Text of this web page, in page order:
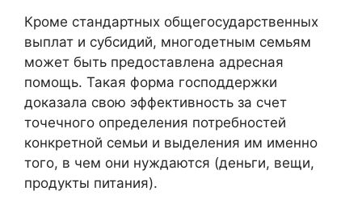
Кроме стандартных общегосударственных
выплат и субсидий, многодетным семьям
может быть предоставлена адресная
помощь. Такая форма господдержки
доказала свою эффективность за счет
точечного определения потребностей
конкретной семьи и выделения им именно
того, в чем они нуждаются (деньги, вещи,
продукты питания).